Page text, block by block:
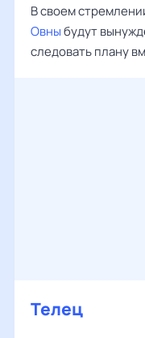
В своем
Овныбудут
следовать плану
Телец